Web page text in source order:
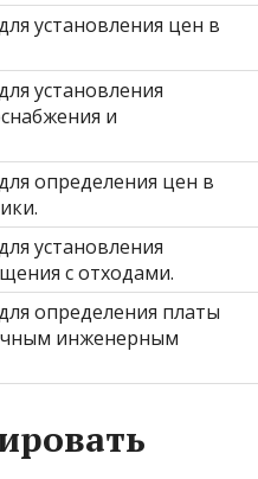
установления цен в
установления
и
определения цен в
установления
с отходами.
определения платы
инженерным